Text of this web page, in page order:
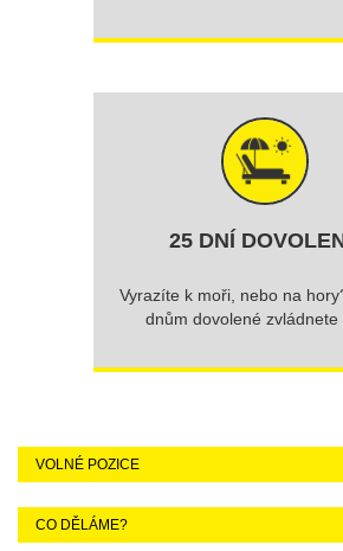
25 DNÍ
Vyrazíte k moři, nebo na
dnům dovolené zvládnete
VOLNÉ POZICE
CO DĚLÁME?